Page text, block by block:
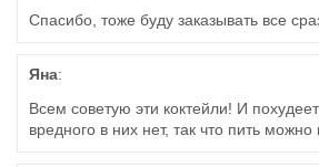
Спасибо, тоже буду заказывать все
Яна:
Всем советую эти коктейли! И
вредного в них нет, так что пить